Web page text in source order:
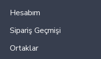
Hesabım
Sipariş Geçmişi
Ortaklar